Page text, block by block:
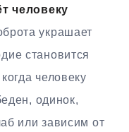
человеку
украшает
становится
человеку
одинок,
или зависим от